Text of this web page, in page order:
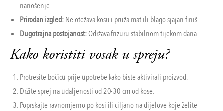
nanošenje.
Prirodan izgled:Ne otežava kosu i pruža mat ili blago sjajan finiš.
Dugotrajna postojanost:Održava frizuru stabilnom tijekom dana.
Kako koristiti vosak u spreju?
Protresite bočicu prije upotrebe kako biste aktivirali proizvod.
Držite sprej na udaljenosti od 20-30 cm od kose.
Poprskajte ravnomjerno po kosi ili ciljano na dijelove koje želite